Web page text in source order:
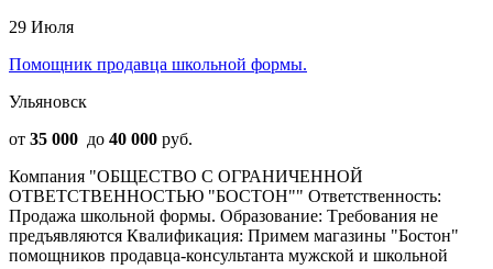
29 Июля
Помощник продавца школьной формы.
Ульяновск
от 35 000 до 40 000 руб.
Компания "ОБЩЕСТВО С ОГРАНИЧЕННОЙ
ОТВЕТСТВЕННОСТЬЮ "БОСТОН"" Ответственность:
Продажа школьной формы. Образование: Tребования не
предъявляются Квалификация: Примем магазины "Бостон"
помощников продавца-консультанта мужской и школьной